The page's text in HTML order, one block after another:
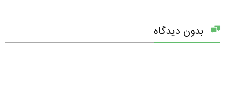
بدون دیدگاه